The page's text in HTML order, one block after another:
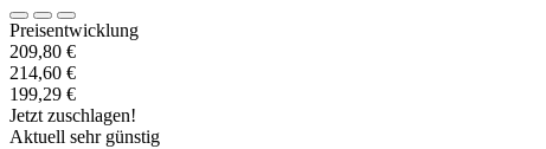
Preisentwicklung
209,80 €
214,60 €
199,29 €
Jetzt zuschlagen!
Aktuell sehr günstig